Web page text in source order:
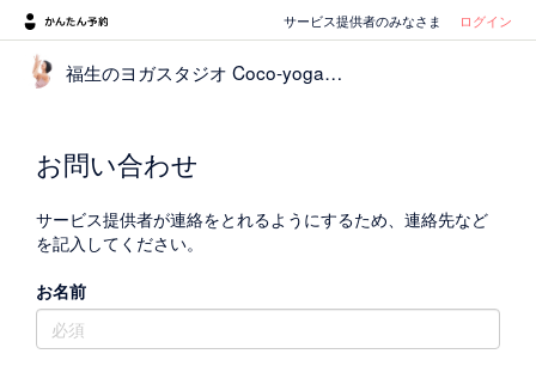
サービス提供者のみなさま ログイン
福生のヨガスタジオ Coco-yoga（ココヨガ）
お問い合わせ
サービス提供者が連絡をとれるようにするため、連絡先など
を記入してください。
お名前